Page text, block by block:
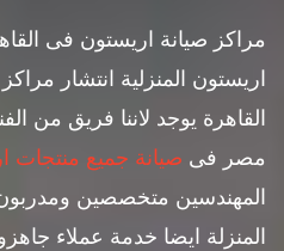
مراكز صيانة اريستون فى
اريستون المنزلية انتشار
القاهرة يوجد لاننا فريق من
مصر فى صيانة جميع منتجات
المهندسين متخصصين
المنزلة ايضا خدمة عملاء